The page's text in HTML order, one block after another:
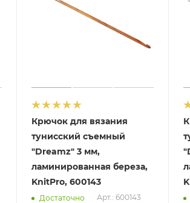
Крючок для вязания
тунисский съемный
"Dreamz" 3 мм,
ламинированная береза,
KnitPro, 600143
Достаточно Арт.: 600143